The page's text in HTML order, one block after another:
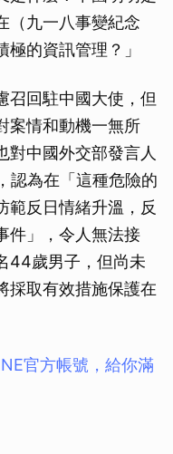
（九一八事變紀念
的資訊管理？」
召回駐中國大使，但
案情和動機一無所
對中國外交部發言人
認為在「這種危險的
範反日情緒升溫，反
件」，令人無法接
44歲男子，但尚未
採取有效措施保護在
官方帳號，給你滿